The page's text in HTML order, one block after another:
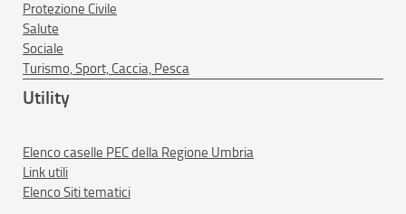
Protezione Civile
Salute
Sociale
Turismo, Sport, Caccia, Pesca
Utility
Elenco caselle PEC della Regione Umbria
Link utili
Elenco Siti tematici